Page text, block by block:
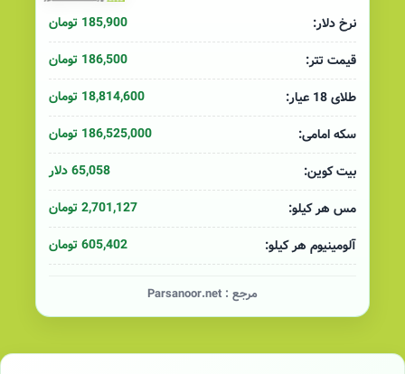
نرخ دلار:
185,900 تومان
قیمت تتر:
186,500 تومان
طلای 18 عیار:
18,814,600 تومان
سکه امامی:
186,525,000 تومان
بیت کوین:
65,058 دلار
مس هر کیلو:
2,701,127 تومان
آلومینیوم هر کیلو:
605,402 تومان
مرجع : Parsanoor.net